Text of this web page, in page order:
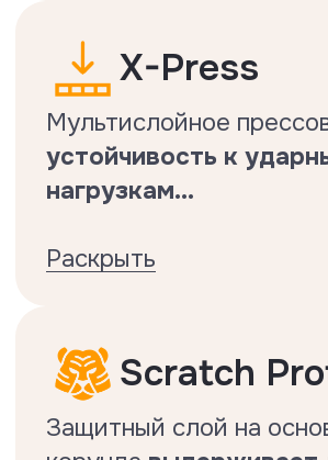
Тест на ударостойкость
Делается по стандарту EN13329.
Тест на истираемость и
Защита